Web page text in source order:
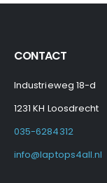
CONTACT
Industrieweg 18-d
1231 KH Loosdrecht
035-6284312
info@laptops4all.nl